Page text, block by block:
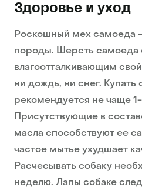
Здоровье и уход
Роскошный мех самоеда –
породы. Шерсть самоеда
влагоотталкивающим
ни дождь, ни снег. Купать
рекомендуется не чаще 1-
Присутствующие в
масла способствуют ее
частое мытье ухудшает
Расчесывать собаку
неделю. Лапы собаке